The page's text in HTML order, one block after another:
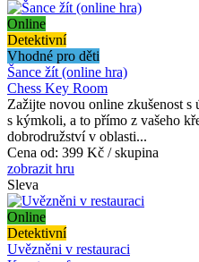
Online
Detektivní
Vhodné pro děti
Šance žít (online hra)
Chess Key Room
Zažijte novou online zkušenost
s kýmkoli, a to přímo z vašeho
dobrodružství v oblasti...
Cena od: 399 Kč / skupina
zobrazit hru
Sleva
Online
Detektivní
Uvězněni v restauraci